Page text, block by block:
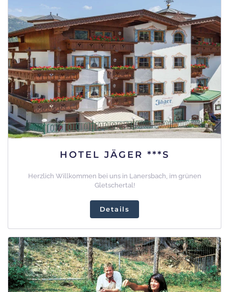
HOTEL JÄGER ***S
Herzlich Willkommen bei uns in Lanersbach, im grünen
Gletschertal!
Details